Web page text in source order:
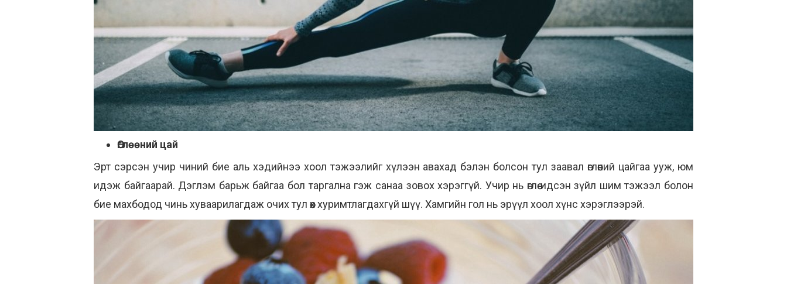
Өглөөний цай
Эрт сэрсэн учир чиний бие аль хэдийнээ хоол тэжээлийг хүлээн авахад бэлэн болсон тул заавал өглөөний цайгаа ууж, юм
идэж байгаарай. Дэглэм барьж байгаа бол таргална гэж санаа зовох хэрэггүй. Учир нь өглөө идсэн зүйл шим тэжээл болон
бие махбодод чинь хуваарилагдаж очих тул өөх хуримтлагдахгүй шүү. Хамгийн гол нь эрүүл хоол хүнс хэрэглээрэй.